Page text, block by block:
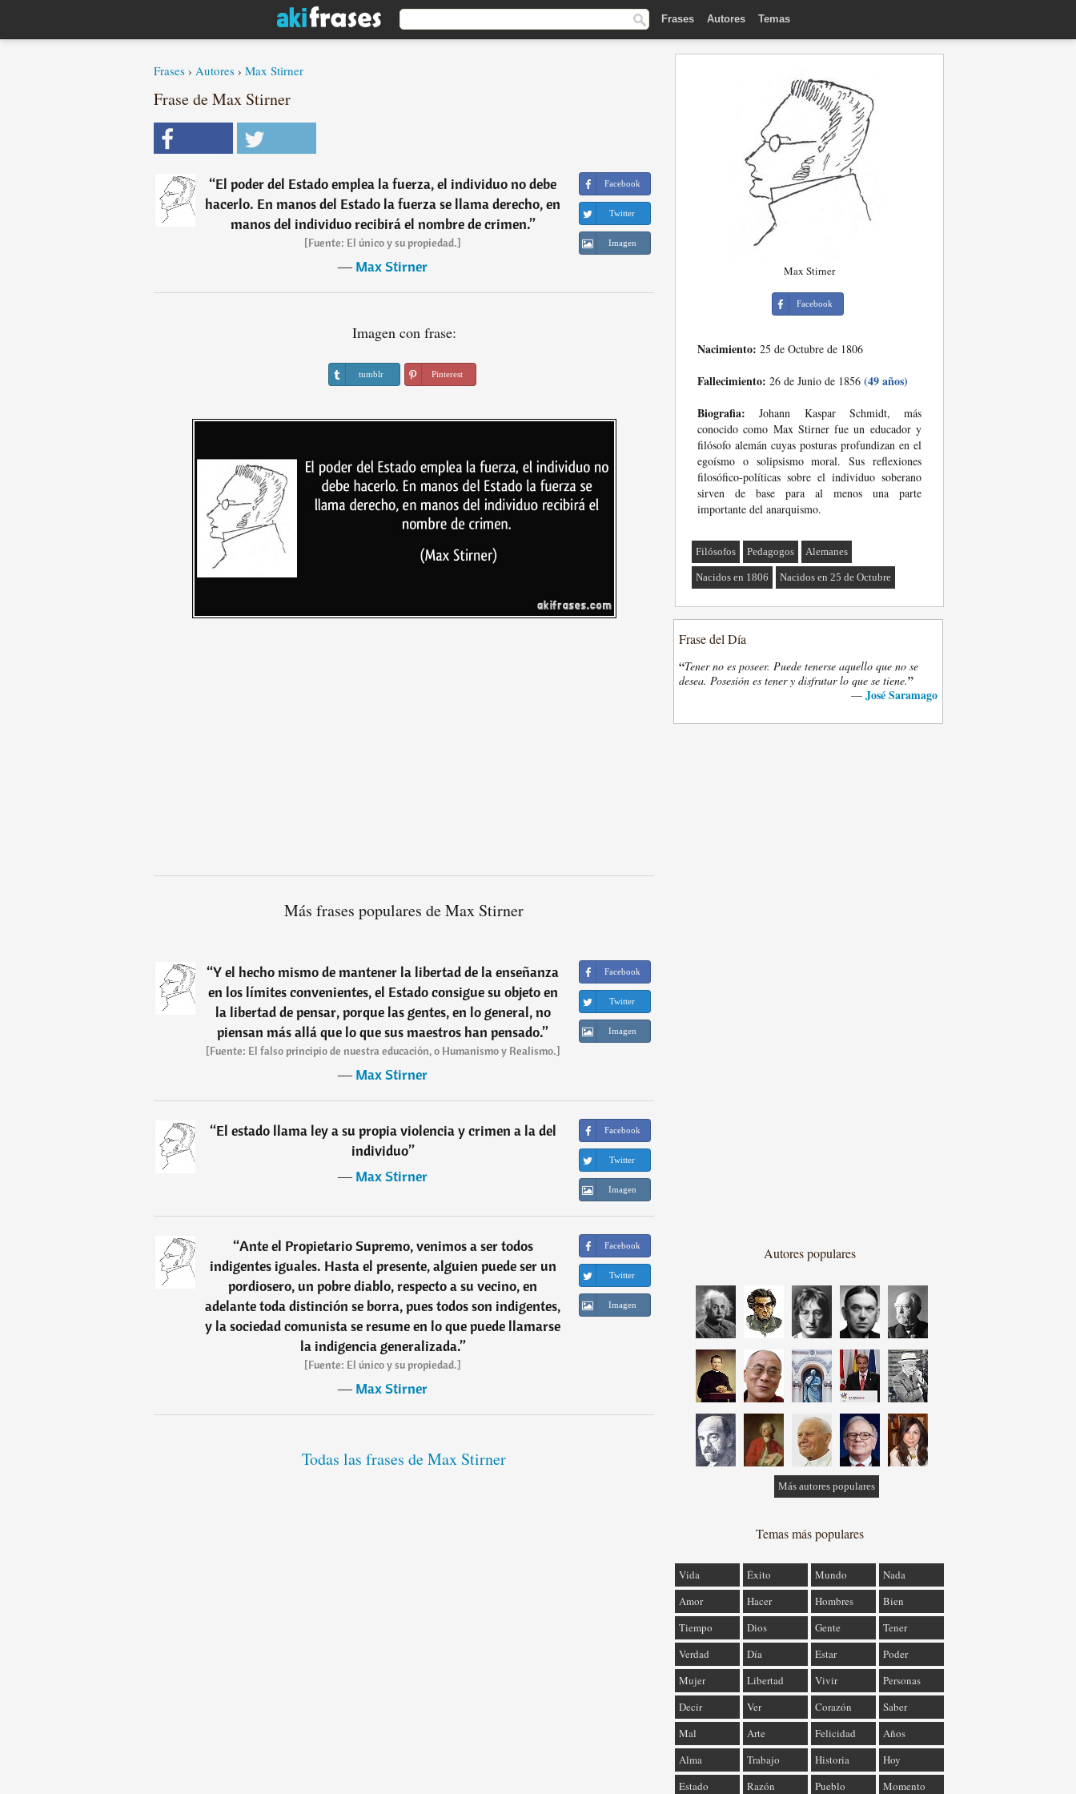
Frases Autores Temas
Frases › Autores › Max Stirner
Frase de Max Stirner
“El poder del Estado emplea la fuerza, el individuo no debe
hacerlo. En manos del Estado la fuerza se llama derecho, en
manos del individuo recibirá el nombre de crimen.”
[Fuente: El único y su propiedad.]
―Max Stirner
Facebook
Twitter
Imagen
Imagen con frase:
tumblr Pinterest
Más frases populares de Max Stirner
“Y el hecho mismo de mantener la libertad de la enseñanza
en los límites convenientes, el Estado consigue su objeto en
la libertad de pensar, porque las gentes, en lo general, no
piensan más allá que lo que sus maestros han pensado.”
[Fuente: El falso principio de nuestra educación, o Humanismo y Realismo.]
―Max Stirner
Facebook
Twitter
Imagen
“El estado llama ley a su propia violencia y crimen a la del
individuo”
―Max Stirner
Facebook
Twitter
Imagen
“Ante el Propietario Supremo, venimos a ser todos
indigentes iguales. Hasta el presente, alguien puede ser un
pordiosero, un pobre diablo, respecto a su vecino, en
adelante toda distinción se borra, pues todos son indigentes,
y la sociedad comunista se resume en lo que puede llamarse
la indigencia generalizada.”
[Fuente: El único y su propiedad.]
―Max Stirner
Facebook
Twitter
Imagen
Todas las frases de Max Stirner
Max Stirner
Facebook
Nacimiento: 25 de Octubre de 1806
Fallecimiento: 26 de Junio de 1856 (49 años)
Biografia: Johann Kaspar Schmidt, más
conocido como Max Stirner fue un educador y
filósofo alemán cuyas posturas profundizan en el
egoísmo o solipsismo moral. Sus reflexiones
filosófico-políticas sobre el individuo soberano
sirven de base para al menos una parte
importante del anarquismo.
Filósofos Pedagogos Alemanes
Nacidos en 1806 Nacidos en 25 de Octubre
Frase del Día
“Tener no es poseer. Puede tenerse aquello que no se
desea. Posesión es tener y disfrutar lo que se tiene.”
— José Saramago
Autores populares
Más autores populares
Temas más populares
Vida Éxito Mundo
Nada
Amor
Hacer Hombres
Bien
Tiempo
Dios Gente
Tener
Verdad
Día Estar
Poder
Mujer
Libertad Vivir
Personas
Decir
Ver Corazón
Saber
Mal
Arte Felicidad
Años
Alma
Trabajo Historia
Hoy
Estado
Razón Pueblo Momento